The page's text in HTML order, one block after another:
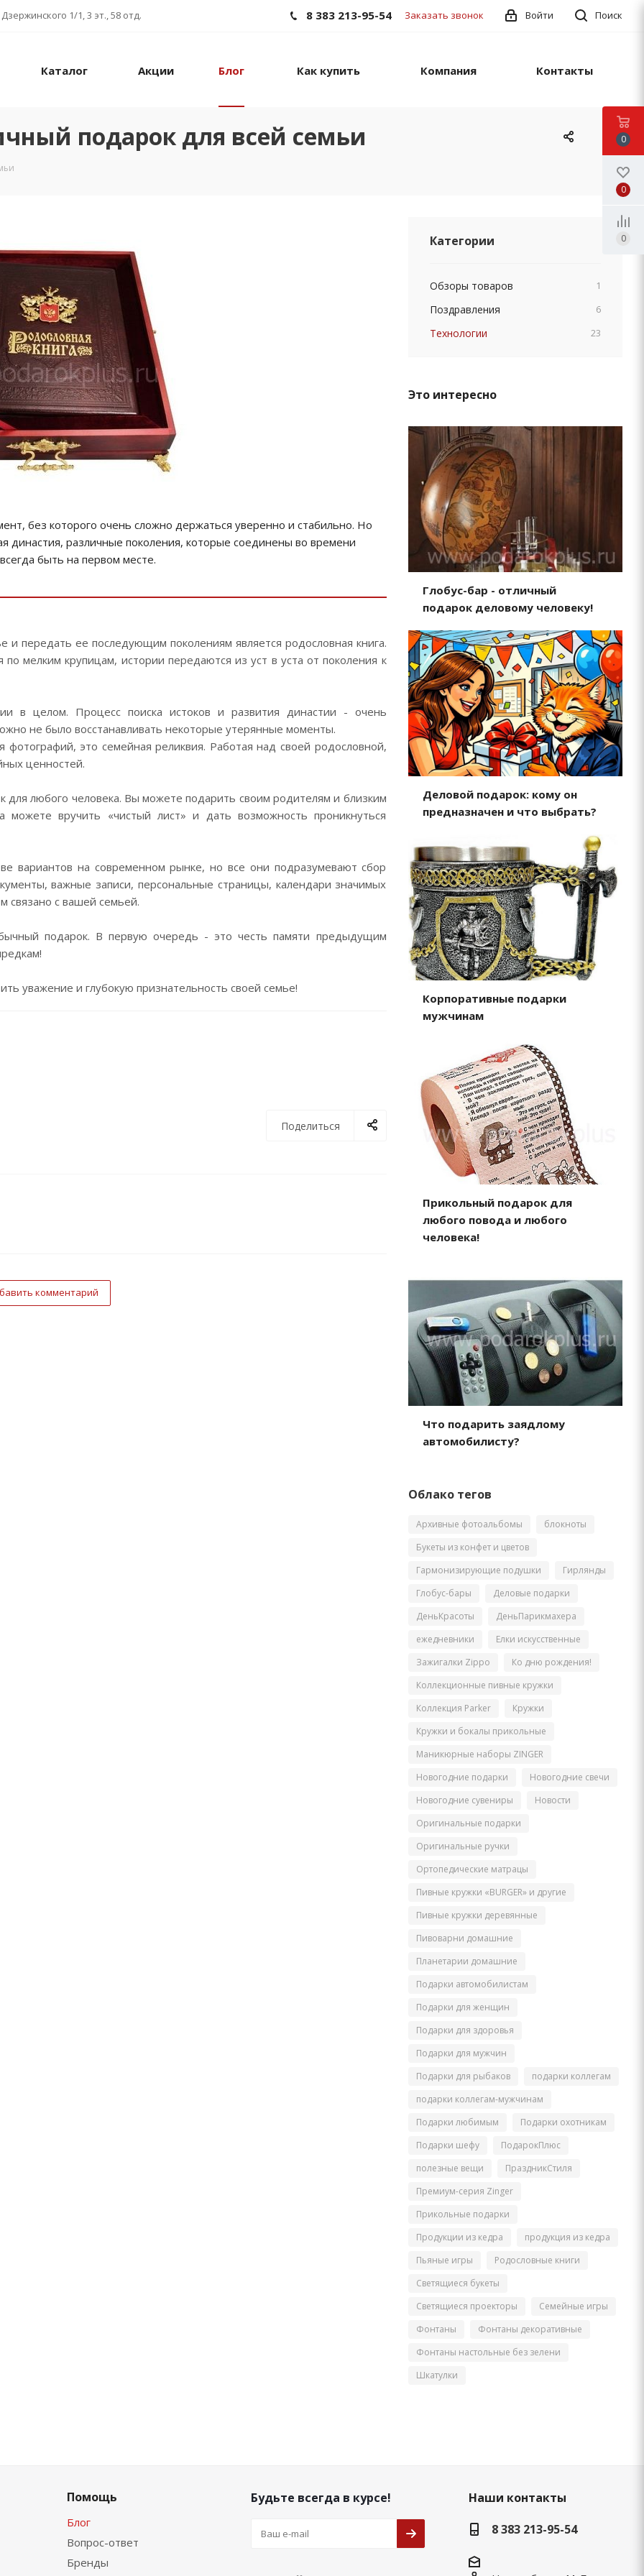
1/1, 3 эт., 58 отд. Поиск
Войти
8 383 213-95-54 Заказать звонок
Каталог Акции Блог Как купить Компания Контакты
подарок для всей семьи
без которого очень сложно держаться уверенно и стабильно. Но
династия, различные поколения, которые соединены во времени
быть на первом месте.
передать ее последующим поколениям является родословная книга.
мелким крупицам, истории передаются из уст в уста от поколения к
в целом. Процесс поиска истоков и развития династии - очень
не было восстанавливать некоторые утерянные моменты.
это семейная реликвия. Работая над своей родословной,
ценностей.
для любого человека. Вы можете подарить своим родителям и близким
вручить «чистый лист» и дать возможность проникнуться
вариантов на современном рынке, но все они подразумевают сбор
важные записи, персональные страницы, календари значимых
связано с вашей семьей.
подарок. В первую очередь - это честь памяти предыдущим
уважение и глубокую признательность своей семье!
Поделиться
комментарий
Категории
Обзоры товаров 1
Поздравления 6
Технологии 23
Это интересно
Глобус-бар - отличный
подарок деловому человеку!
Деловой подарок: кому он
предназначен и что выбрать?
Корпоративные подарки
мужчинам
Прикольный подарок для
любого повода и любого
человека!
Что подарить заядлому
автомобилисту?
Облако тегов
Архивные фотоальбомы
блокноты
Букеты из конфет и цветов
Гармонизирующие подушки
Гирлянды
Глобус-бары
Деловые подарки
ДеньКрасоты
ДеньПарикмахера
ежедневники
Елки искусственные
Зажигалки Zippo
Ко дню рождения!
Коллекционные пивные кружки
Коллекция Parker
Кружки
Кружки и бокалы прикольные
Маникюрные наборы ZINGER
Новогодние подарки
Новогодние свечи
Новогодние сувениры
Новости
Оригинальные подарки
Оригинальные ручки
Ортопедические матрацы
Пивные кружки «BURGER» и другие
Пивные кружки деревянные
Пивоварни домашние
Планетарии домашние
Подарки автомобилистам
Подарки для женщин
Подарки для здоровья
Подарки для мужчин
Подарки для рыбаков
подарки коллегам
подарки коллегам-мужчинам
Подарки любимым
Подарки охотникам
Подарки шефу
ПодарокПлюс
полезные вещи
ПраздникСтиля
Премиум-серия Zinger
Прикольные подарки
Продукции из кедра
продукция из кедра
Пьяные игры
Родословные книги
Светящиеся букеты
Светящиеся проекторы
Семейные игры
Фонтаны
Фонтаны декоративные
Фонтаны настольные без зелени
Шкатулки
Помощь
Блог
Вопрос-ответ
Бренды
Будьте всегда в курсе!
Наши контакты
8 383 213-95-54
0
0
0